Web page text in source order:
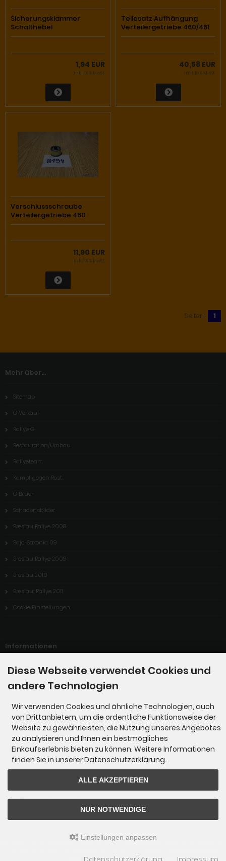
Sicherungsklammer
Schalthebel
1,94 EUR
inkl. 19 % MwSt.
Teilesatz Aufhängung
Verteilergetriebe 460/461
40,58 EUR
inkl. 19 % MwSt.
Verschlussschraube
Verteilergetriebe 460
Ölablassschraube mit
11,90 EUR
inkl. 19 % MwSt.
Seiten: 1
Mehr über...
Sitemap
G Verkauf
Rallye G
Restauration/Umbau
Rallyeteam
Kampf gegen Rost
G Bilder
Schadensbilder
Breslau Rallye 2008
Baja-Saxonia 09
Breslau Rallye 2009
Breslau 2010
Breslau-Rallye 2011
Cookie Einstellungen
Informationen
Willkommen bei der G-Manufaktur
Links
Kontakt
Unsere AGBs
Servicepreise
Wir über uns !!!
Liefer- und Versandkosten
Bei uns erhalten Sie Ersatzteile / Gebrauchtteile für die Mercedes G-Klasse der Baureihen 460,
ified eCommerce Shopsoftware © 2009-2026
Diese Webseite verwendet Cookies und
andere Technologien
Wir verwenden Cookies und ähnliche Technologien, auch
von Drittanbietern, um die ordentliche Funktionsweise der
Website zu gewährleisten, die Nutzung unseres Angebotes
zu analysieren und Ihnen ein bestmögliches
Einkaufserlebnis bieten zu können. Weitere Informationen
finden Sie in unserer Datenschutzerklärung.
ALLE AKZEPTIEREN
NUR NOTWENDIGE
Einstellungen anpassen